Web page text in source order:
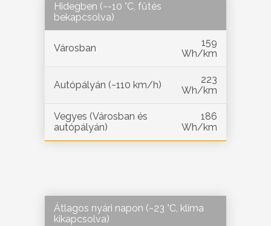
Hidegben (~-10 °C, fűtés
bekapcsolva)
Városban
159
Wh/km
Autópályán (~110 km/h)
223
Wh/km
Vegyes (Városban és
autópályán)
186
Wh/km
Átlagos nyári napon (~23 °C, klíma
kikapcsolva)